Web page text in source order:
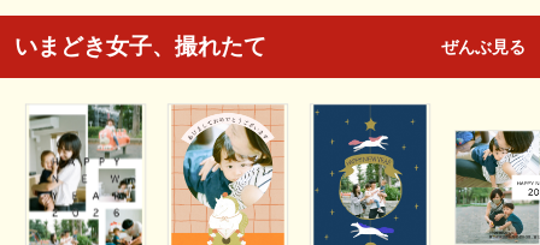
いまどき女子、撮れたて ぜんぶ見る